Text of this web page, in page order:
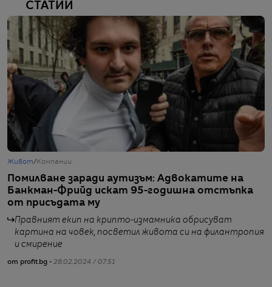
СТАТИИ
Живот/ Компании
Помилване заради аутизъм: Адвокатите на
Банкман-Фрийд искат 95-годишна отстъпка
от присъдата му
Правният екип на крипто-измамника обрисуват
картина на човек, посветил живота си на филантропия
и смирение
от profit.bg - 28.02.2024 / 07:51